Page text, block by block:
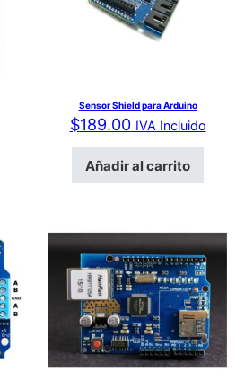
Sensor Shield para Arduino
$189.00 IVA Incluido
Añadir al carrito